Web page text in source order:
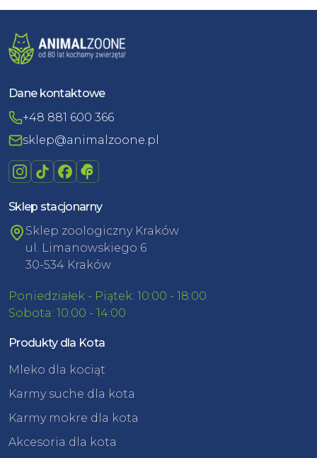
Dane kontaktowe
+48 881 600 366
sklep@animalzoone.pl
Sklep stacjonarny
Sklep zoologiczny Kraków
ul. Limanowskiego 6
30-534 Kraków
Poniedziałek - Piątek: 10:00 - 18:00
Sobota: 10:00 - 14:00
Produkty dla Kota
Mleko dla kociąt
Karmy suche dla kota
Karmy mokre dla kota
Akcesoria dla kota